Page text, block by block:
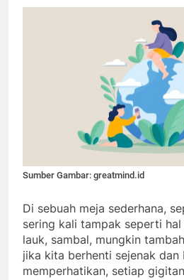
Sumber Gambar: greatmind.id
Di sebuah meja sederhana,
sering kali tampak seperti hal
lauk, sambal, mungkin
jika kita berhenti sejenak dan
memperhatikan, setiap